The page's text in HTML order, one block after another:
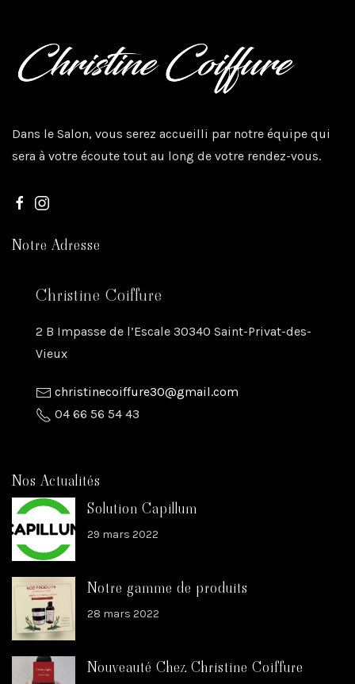
Dans le Salon, vous serez accueilli par notre équipe qui
sera à votre écoute tout au long de votre rendez-vous.
Notre Adresse
Christine Coiffure
2 B Impasse de l’Escale 30340 Saint-Privat-des-
Vieux
christinecoiffure30@gmail.com
04 66 56 54 43
Nos Actualités
Solution Capillum
29 mars 2022
Notre gamme de produits
28 mars 2022
Nouveauté Chez Christine Coiffure